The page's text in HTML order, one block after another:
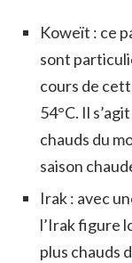
Koweït : ce
sont
cours de
54°C. Il
chauds du
saison
Irak : avec
l’Irak figure
plus chauds